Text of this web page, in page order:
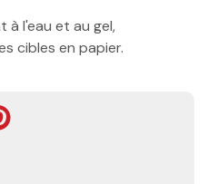
à l'eau et au gel,
cibles en papier.